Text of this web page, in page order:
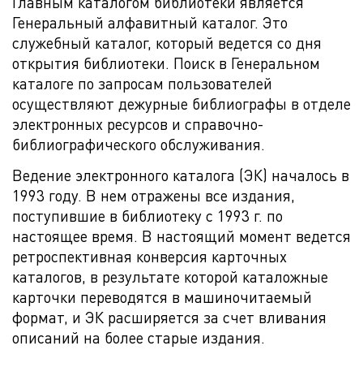
Генеральный алфавитный каталог. Это
служебный каталог, который ведется со дня
открытия библиотеки. Поиск в Генеральном
каталоге по запросам пользователей
осуществляют дежурные библиографы в отделе
электронных ресурсов и справочно-
библиографического обслуживания.
Ведение электронного каталога (ЭК) началось в
1993 году. В нем отражены все издания,
поступившие в библиотеку с 1993 г. по
настоящее время. В настоящий момент ведется
ретроспективная конверсия карточных
каталогов, в результате которой каталожные
карточки переводятся в машиночитаемый
формат, и ЭК расширяется за счет вливания
описаний на более старые издания.